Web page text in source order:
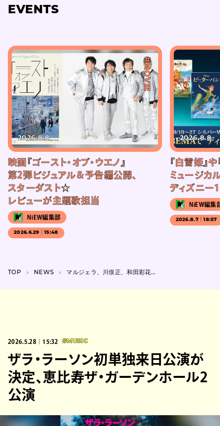
EVENTS
#MOVIE
2026.8.8
映画『ゴースト・オブ・ウエノ』
第2弾ビジュアル＆予告編公開、
スターダスト☆
レビューが主題歌担当
NiEW編集部
2026.6.29｜15:48
2026.8.8
『白雪姫』
ミュージカル
ディズニー
NiEW編集
2026.8.7｜18:57
TOP NEWS マルジェラ、川俣正、和田彩花ら参加。『前橋国際芸術祭 2026』全プログラム発表
2026.5.28｜15:32 #MUSIC
ザラ・ラーソン初単独来日公演が
決定、恵比寿ザ・ガーデンホール2
公演